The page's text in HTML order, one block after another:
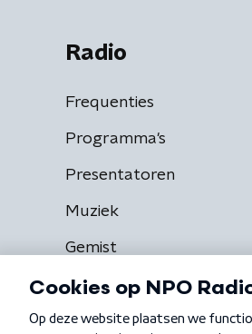
Radio
Frequenties
Programma's
Presentatoren
Muziek
Gemist